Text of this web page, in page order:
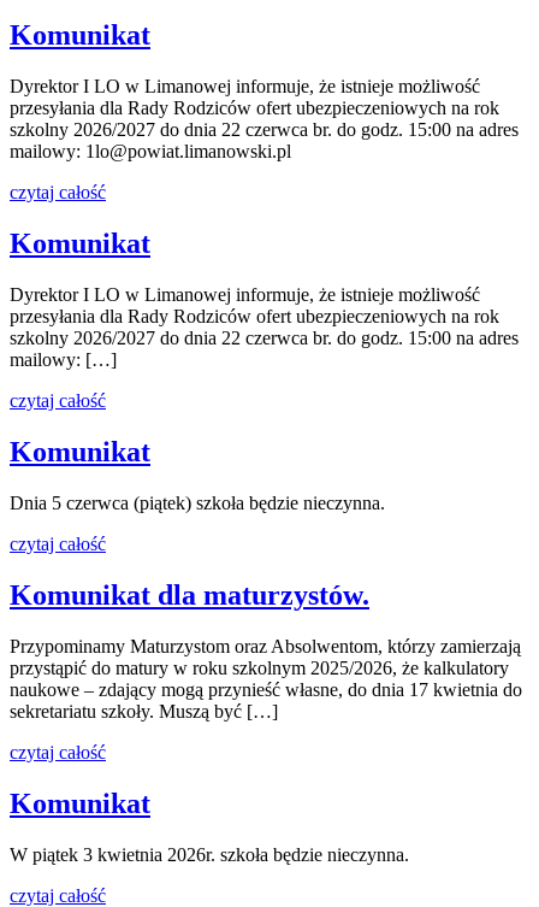
Komunikat
Dyrektor I LO w Limanowej informuje, że istnieje możliwość
przesyłania dla Rady Rodziców ofert ubezpieczeniowych na rok
szkolny 2026/2027 do dnia 22 czerwca br. do godz. 15:00 na adres
mailowy: 1lo@powiat.limanowski.pl
czytaj całość
Komunikat
Dyrektor I LO w Limanowej informuje, że istnieje możliwość
przesyłania dla Rady Rodziców ofert ubezpieczeniowych na rok
szkolny 2026/2027 do dnia 22 czerwca br. do godz. 15:00 na adres
mailowy: […]
czytaj całość
Komunikat
Dnia 5 czerwca (piątek) szkoła będzie nieczynna.
czytaj całość
Komunikat dla maturzystów.
Przypominamy Maturzystom oraz Absolwentom, którzy zamierzają
przystąpić do matury w roku szkolnym 2025/2026, że kalkulatory
naukowe – zdający mogą przynieść własne, do dnia 17 kwietnia do
sekretariatu szkoły. Muszą być […]
czytaj całość
Komunikat
W piątek 3 kwietnia 2026r. szkoła będzie nieczynna.
czytaj całość